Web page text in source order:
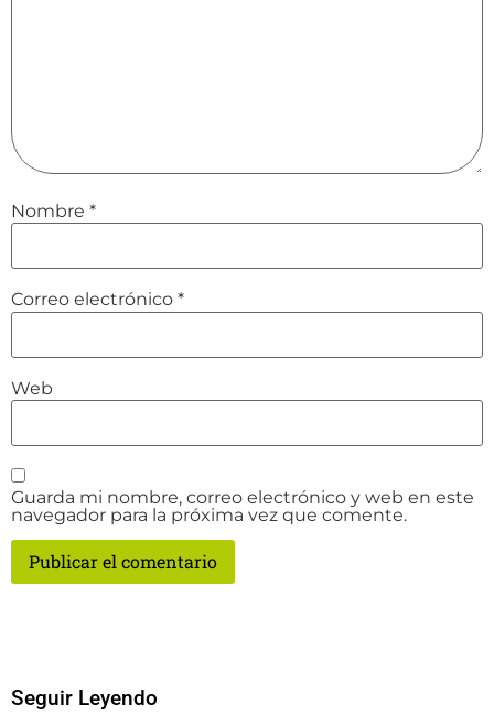
Nombre *
Correo electrónico *
Web
Guarda mi nombre, correo electrónico y web en este
navegador para la próxima vez que comente.
Seguir Leyendo